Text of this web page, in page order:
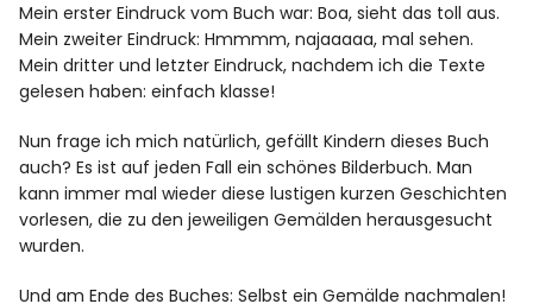
Mein erster Eindruck vom Buch war: Boa, sieht das toll aus.
Mein zweiter Eindruck: Hmmmm, najaaaaa, mal sehen.
Mein dritter und letzter Eindruck, nachdem ich die Texte
gelesen haben: einfach klasse!
Nun frage ich mich natürlich, gefällt Kindern dieses Buch
auch? Es ist auf jeden Fall ein schönes Bilderbuch. Man
kann immer mal wieder diese lustigen kurzen Geschichten
vorlesen, die zu den jeweiligen Gemälden herausgesucht
wurden.
Und am Ende des Buches: Selbst ein Gemälde nachmalen!